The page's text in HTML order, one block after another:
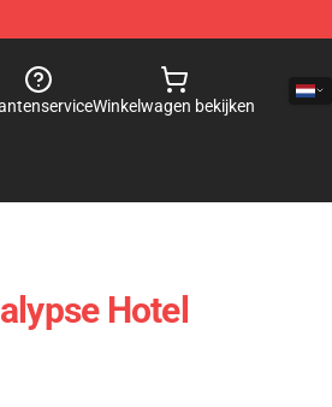
Winkelwagen bekijken
Hotel